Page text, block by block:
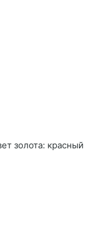
золота: красный